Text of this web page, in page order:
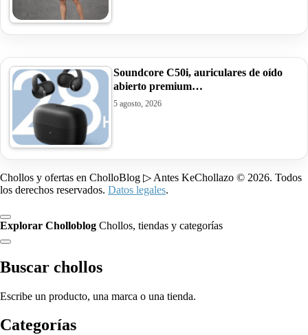
Soundcore C50i, auriculares de oído
abierto premium…
5 agosto, 2026
Chollos y ofertas en CholloBlog ▷ Antes KeChollazo © 2026. Todos
los derechos reservados. Datos legales.
Explorar Cholloblog Chollos, tiendas y categorías
Buscar chollos
Escribe un producto, una marca o una tienda.
Categorías